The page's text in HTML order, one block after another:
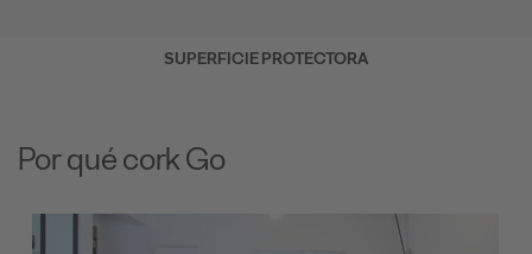
SUPERFICIE PROTECTORA
Por qué cork Go